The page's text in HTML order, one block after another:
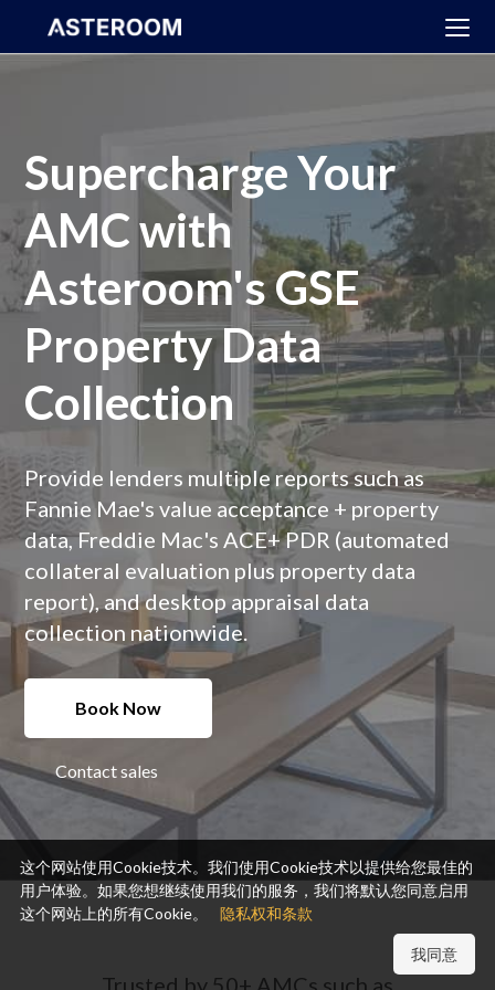
Supercharge Your
AMC with
Asteroom's GSE
Property Data
Collection
Provide lenders multiple reports such as
Fannie Mae's value acceptance + property
data, Freddie Mac's ACE+ PDR (automated
collateral evaluation plus property data
report), and desktop appraisal data
collection nationwide.
Book Now
Contact sales
Trusted by 50+ AMCs such as
这个网站使用Cookie技术。我们使用Cookie技术以提供给您最佳的
用户体验。如果您想继续使用我们的服务，我们将默认您同意启用
这个网站上的所有Cookie。
隐私权和条款
我同意